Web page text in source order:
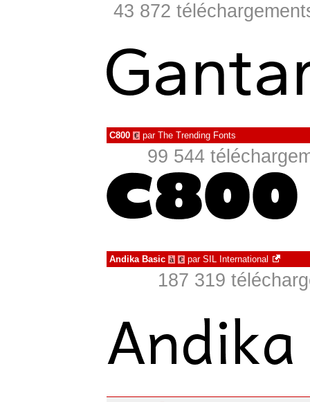
43 872
C800 € par The Trending Fonts
99 544
Andika Basic à € par SIL International
187 319